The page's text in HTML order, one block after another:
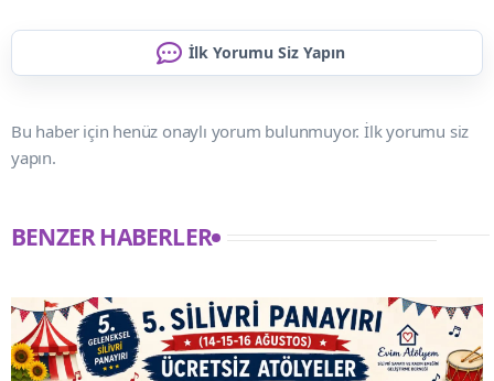
İlk Yorumu Siz Yapın
Bu haber için henüz onaylı yorum bulunmuyor. İlk yorumu siz
yapın.
BENZER HABERLER